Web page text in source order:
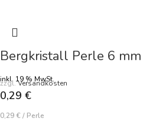
Bergkristall Perle 6 mm
inkl. 19 % MwSt.
zzgl.Versandkosten
0,29 €
0,29 € / Perle